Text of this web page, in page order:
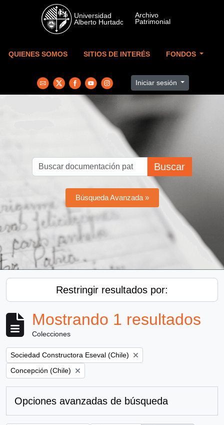
Skip to main content
QUIENES SOMOS SITIOS DE INTERÉS FONDOS
Iniciar sesión
Buscar
Búsqueda Avanzada »
Restringir resultados por:
Mostrando 1 resultados
Colecciones
Remove filter:
Sociedad Constructora Eseval (Chile)
Remove filter:
Concepción (Chile)
Opciones avanzadas de búsqueda